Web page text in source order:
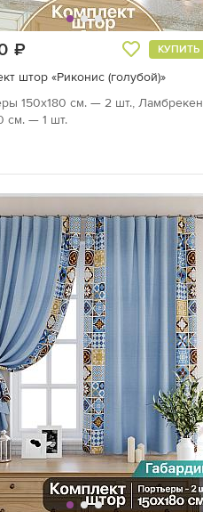
КУПИТЬ
штор «Риконис (голубой)»
150х180 см. — 2 шт., Ламбрекен
см. — 1 шт.